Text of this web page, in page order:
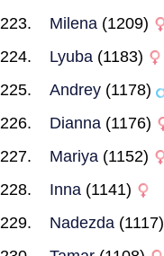
Milena (1209)
Lyuba (1183)
Andrey (1178)
Dianna (1176)
Mariya (1152)
Inna (1141)
Nadezda (1117)